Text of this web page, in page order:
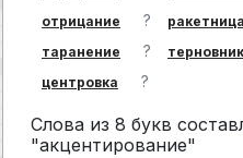
отрицание ? ракетница
таранение ? терновник
центровка ?
Слова из 8 букв
"акцентирование"